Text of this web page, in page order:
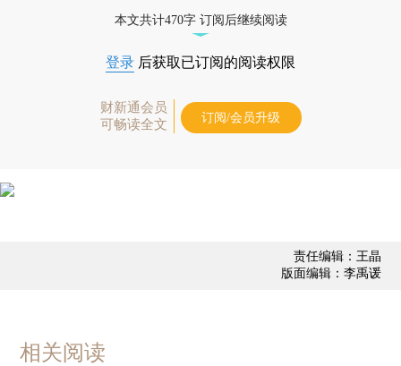
本文共计470字 订阅后继续阅读
登录 后获取已订阅的阅读权限
财新通会员
可畅读全文
订阅/会员升级
责任编辑：王晶
版面编辑：李禹谖
相关阅读